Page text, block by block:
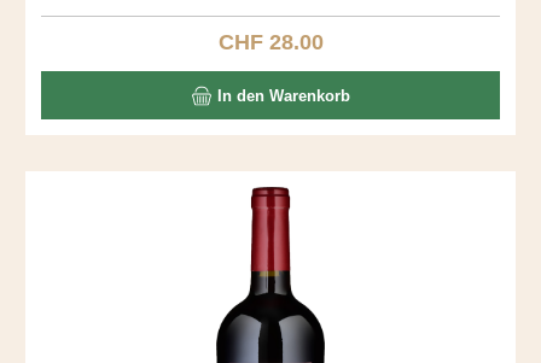
seidiger Abgang.
Regulärer Preis:
CHF 28.00
In den Warenkorb